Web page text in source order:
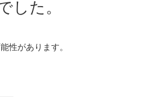
した。
性があります。